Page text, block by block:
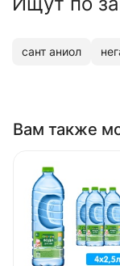
сант аниол
Вам также